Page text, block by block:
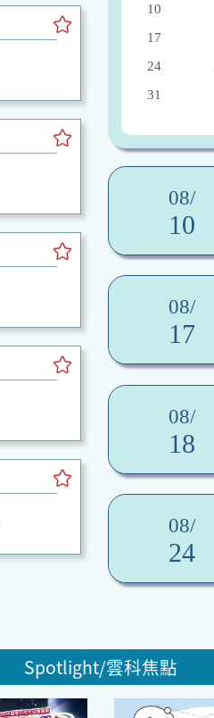
10
17
24
31
08/
10
08/
17
08/
18
08/
24
Spotlight/雲科焦點